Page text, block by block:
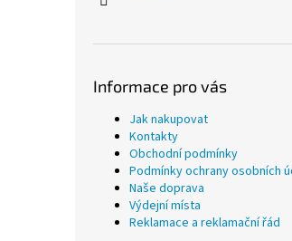
Informace pro vás
Jak nakupovat
Kontakty
Obchodní podmínky
Podmínky ochrany osobních
Naše doprava
Výdejní místa
Reklamace a reklamační řád